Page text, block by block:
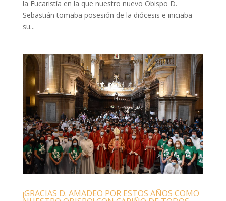
la Eucaristía en la que nuestro nuevo Obispo D.
Sebastián tomaba posesión de la diócesis e iniciaba
su...
¡GRACIAS D. AMADEO POR ESTOS AÑOS COMO